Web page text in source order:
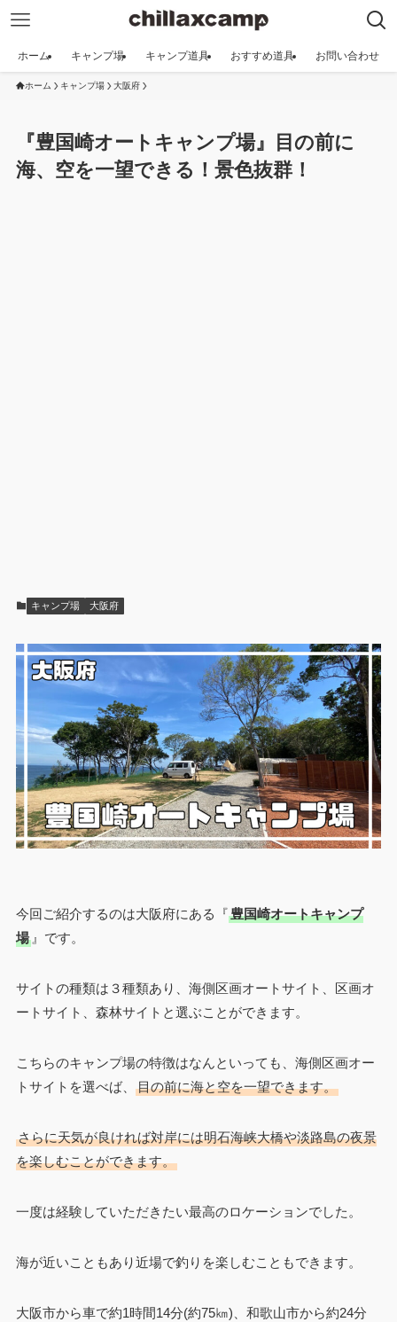
ホーム キャンプ場 キャンプ道具 おすすめ道具 お問い合わせ
ホーム キャンプ場 大阪府
『豊国崎オートキャンプ場』目の前に
海、空を一望できる！景色抜群！
キャンプ場 大阪府
今回ご紹介するのは大阪府にある『豊国崎オートキャンプ
場』です。
サイトの種類は３種類あり、海側区画オートサイト、区画オ
ートサイト、森林サイトと選ぶことができます。
こちらのキャンプ場の特徴はなんといっても、海側区画オー
トサイトを選べば、
目の前に海と空を一望できます。
さらに天気が良ければ対岸には明石海峡大橋や淡路島の夜景
を楽しむことができます。
一度は経験していただきたい最高のロケーションでした。
海が近いこともあり近場で釣りを楽しむこともできます。
大阪市から車で約1時間14分(約75㎞)、和歌山市から約24分